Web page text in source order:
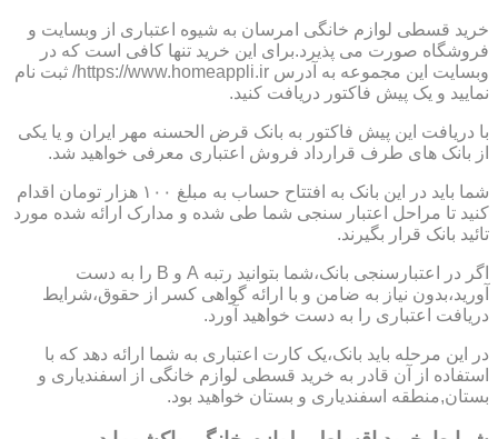
خرید قسطی لوازم خانگی امرسان به شیوه اعتباری از وبسایت و
فروشگاه صورت می پذیرد.برای این خرید تنها کافی است که در
وبسایت این مجموعه به آدرس https://www.homeappli.ir/ ثبت نام
نمایید و یک پیش فاکتور دریافت کنید.
با دریافت این پیش فاکتور به بانک قرض الحسنه مهر ایران و یا یکی
از بانک های طرف قرارداد فروش اعتباری معرفی خواهید شد.
شما باید در این بانک به افتتاح حساب به مبلغ ۱۰۰ هزار تومان اقدام
کنید تا مراحل اعتبار سنجی شما طی شده و مدارک ارائه شده مورد
تائید بانک قرار بگیرند.
اگر در اعتبارسنجی بانک،شما بتوانید رتبه A و B را به دست
آورید،بدون نیاز به ضامن و با ارائه گواهی کسر از حقوق،شرایط
دریافت اعتباری را به دست خواهید آورد.
در این مرحله باید بانک،یک کارت اعتباری به شما ارائه دهد که با
استفاده از آن قادر به خرید قسطی لوازم خانگی از اسفندیاری و
بستان,منطقه اسفندیاری و بستان خواهید بود.